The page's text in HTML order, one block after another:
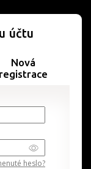
účtu
Nová
registrace
heslo?